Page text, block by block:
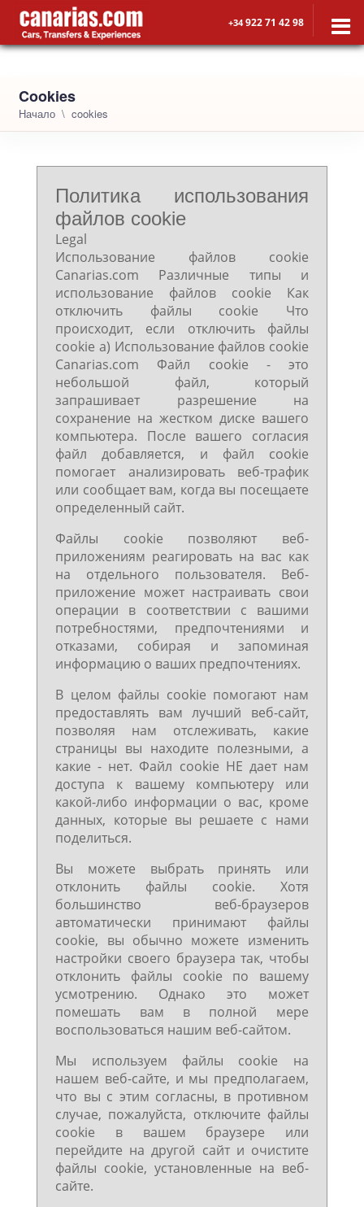
+34922 71 42 98
Cookies
Начало cookies
Политика использования
файлов cookie
Legal
Использование файлов cookie
Canarias.com Различные типы и
использование файлов cookie Как
отключить файлы cookie Что
происходит, если отключить файлы
cookie a) Использование файлов cookie
Canarias.com Файл cookie - это
небольшой файл, который
запрашивает разрешение на
сохранение на жестком диске вашего
компьютера. После вашего согласия
файл добавляется, и файл cookie
помогает анализировать веб-трафик
или сообщает вам, когда вы посещаете
определенный сайт.
Файлы cookie позволяют веб-
приложениям реагировать на вас как
на отдельного пользователя. Веб-
приложение может настраивать свои
операции в соответствии с вашими
потребностями, предпочтениями и
отказами, собирая и запоминая
информацию о ваших предпочтениях.
В целом файлы cookie помогают нам
предоставлять вам лучший веб-сайт,
позволяя нам отслеживать, какие
страницы вы находите полезными, а
какие - нет. Файл cookie НЕ дает нам
доступа к вашему компьютеру или
какой-либо информации о вас, кроме
данных, которые вы решаете с нами
поделиться.
Вы можете выбрать принять или
отклонить файлы cookie. Хотя
большинство веб-браузеров
автоматически принимают файлы
cookie, вы обычно можете изменить
настройки своего браузера так, чтобы
отклонить файлы cookie по вашему
усмотрению. Однако это может
помешать вам в полной мере
воспользоваться нашим веб-сайтом.
Мы используем файлы cookie на
нашем веб-сайте, и мы предполагаем,
что вы с этим согласны, в противном
случае, пожалуйста, отключите файлы
cookie в вашем браузере или
перейдите на другой сайт и очистите
файлы cookie, установленные на веб-
сайте.